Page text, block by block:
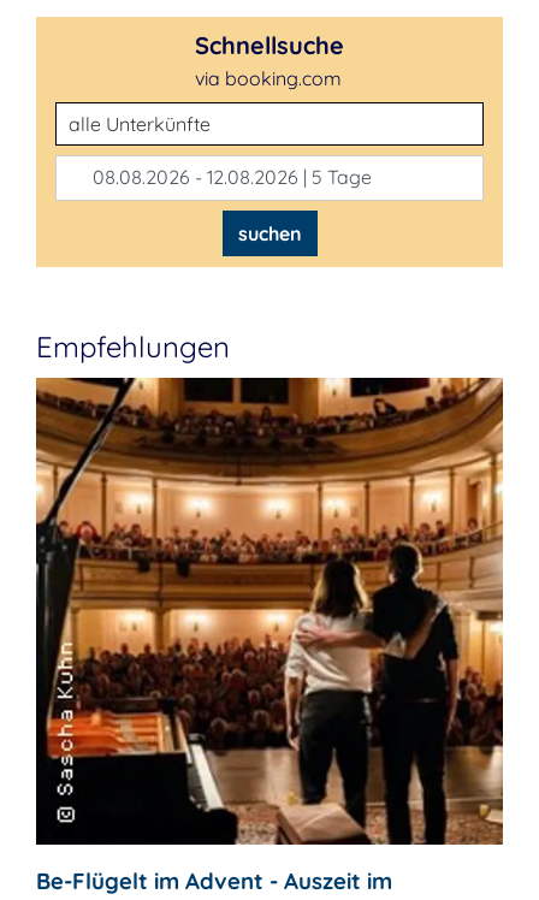
Schnellsuche
via booking.com
Unterkunftsart
08.08.2026 - 12.08.2026 | 5 Tage
suchen
Empfehlungen
Be-Flügelt im Advent - Auszeit im